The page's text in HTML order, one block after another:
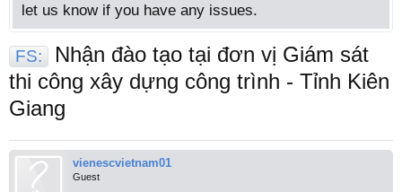
let us know if you have any issues.
FS:
Nhận đào tạo tại đơn vị Giám sát
thi công xây dựng công trình - Tỉnh Kiên
Giang
vienescvietnam01
Guest